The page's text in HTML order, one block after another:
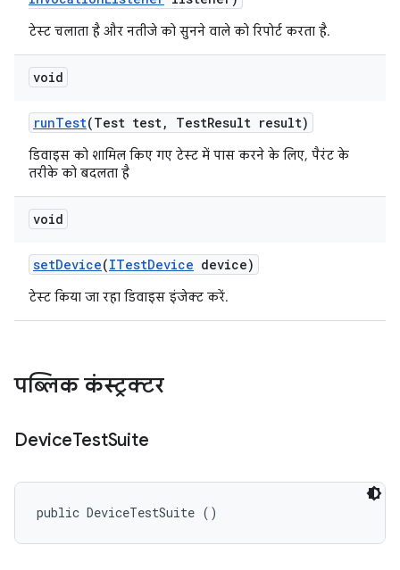
टेस्ट चलाता है और नतीजे को सुनने वाले को रिपोर्ट करता है.
void
runTest(Test test, TestResult result)
डिवाइस को शामिल किए गए टेस्ट में पास करने के लिए, पैरंट के
तरीके को बदलता है
void
setDevice(ITestDevice device)
टेस्ट किया जा रहा डिवाइस इंजेक्ट करें.
पब्लिक कंस्ट्रक्टर
DeviceTestSuite
public DeviceTestSuite ()